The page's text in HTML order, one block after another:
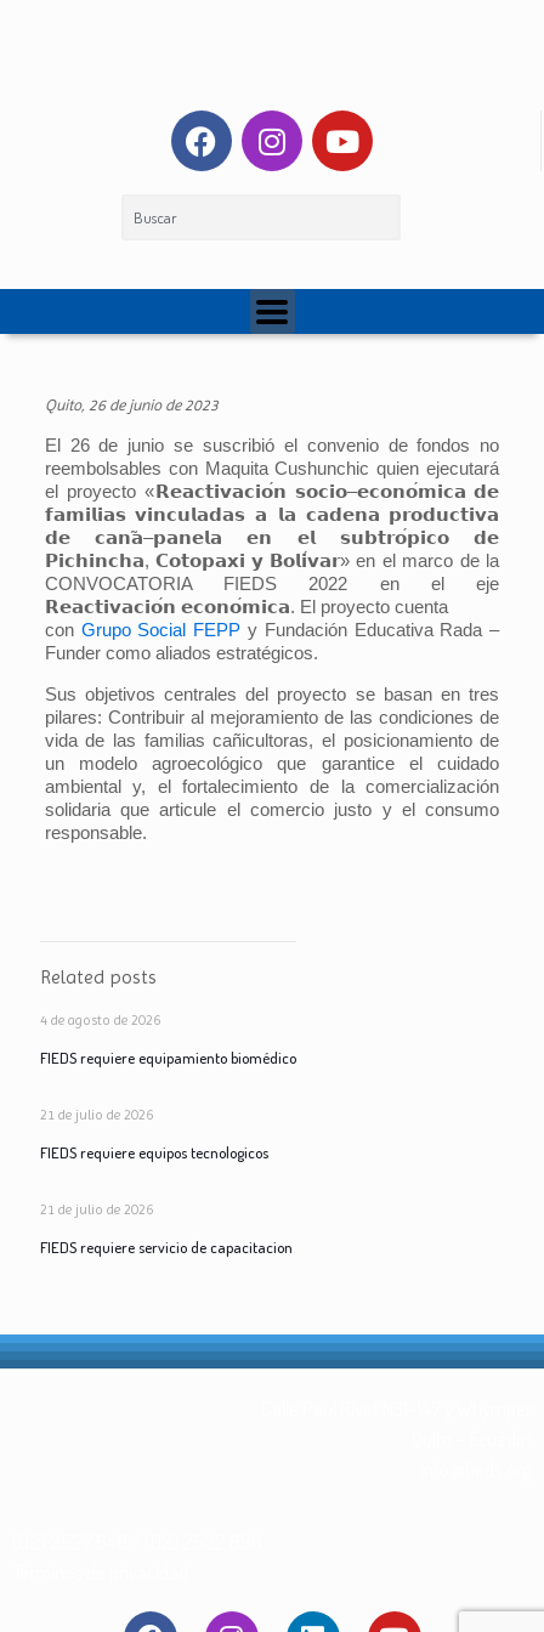
Quito, 26 de junio de 2023
El 26 de junio se suscribió el convenio de fondos no
reembolsables con Maquita Cushunchic quien ejecutará
el proyecto « 𝗥𝗲𝗮𝗰𝘁𝗶𝘃𝗮𝗰𝗶𝗼𝗻 𝘀𝗼𝗰𝗶𝗼–𝗲𝗰𝗼𝗻𝗼𝗺𝗶𝗰𝗮 𝗱𝗲
𝗳𝗮𝗺𝗶𝗹𝗶𝗮𝘀 𝘃𝗶𝗻𝗰𝘂𝗹𝗮𝗱𝗮𝘀 𝗮 𝗹𝗮 𝗰𝗮𝗱𝗲𝗻𝗮 𝗽𝗿𝗼𝗱𝘂𝗰𝘁𝗶𝘃𝗮
𝗱𝗲
𝗰𝗮𝗻𝗮–𝗽𝗮𝗻𝗲𝗹𝗮 𝗲𝗻 𝗲𝗹 𝘀𝘂𝗯𝘁𝗿𝗼𝗽𝗶𝗰𝗼
𝗱𝗲
𝗣𝗶𝗰𝗵𝗶𝗻𝗰𝗵𝗮,𝗖𝗼𝘁𝗼𝗽𝗮𝘅𝗶 𝘆 𝗕𝗼𝗹𝗶𝘃𝗮𝗿» en el marco de la
CONVOCATORIA FIEDS 2022 en el eje
𝗥𝗲𝗮𝗰𝘁𝗶𝘃𝗮𝗰𝗶𝗼𝗻 𝗲𝗰𝗼𝗻𝗼𝗺𝗶𝗰𝗮. El proyecto cuenta
con Grupo Social FEPP y Fundación Educativa Rada –
Funder como aliados estratégicos.
Sus objetivos centrales del proyecto se basan en tres
pilares: Contribuir al mejoramiento de las condiciones de
vida de las familias cañicultoras, el posicionamiento de
un modelo agroecológico que garantice el cuidado
ambiental y, el fortalecimiento de la comercialización
solidaria que articule el comercio justo y el consumo
responsable.
Related posts
4 de agosto de 2026
FIEDS requiere equipamiento biomédico
21 de julio de 2026
FIEDS requiere equipos tecnologicos
21 de julio de 2026
FIEDS requiere servicio de capacitacion